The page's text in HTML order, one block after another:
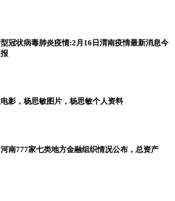
冠状病毒肺炎疫情:2月16日渭南疫情最新消息今
影，杨思敏图片，杨思敏个人资料
南777家七类地方金融组织情况公布，总资产